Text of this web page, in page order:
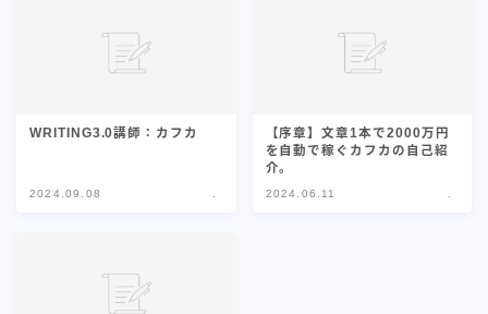
WRITING3.0講師：カフカ
2024.09.08
【序章】文章1本で2000万円
を自動で稼ぐカフカの自己紹
介。
2024.06.11